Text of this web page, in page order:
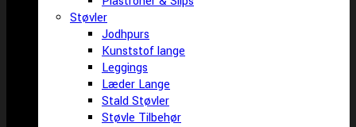
Støvler
Jodhpurs
Kunststof lange
Leggings
Læder Lange
Stald Støvler
Støvle Tilbehør